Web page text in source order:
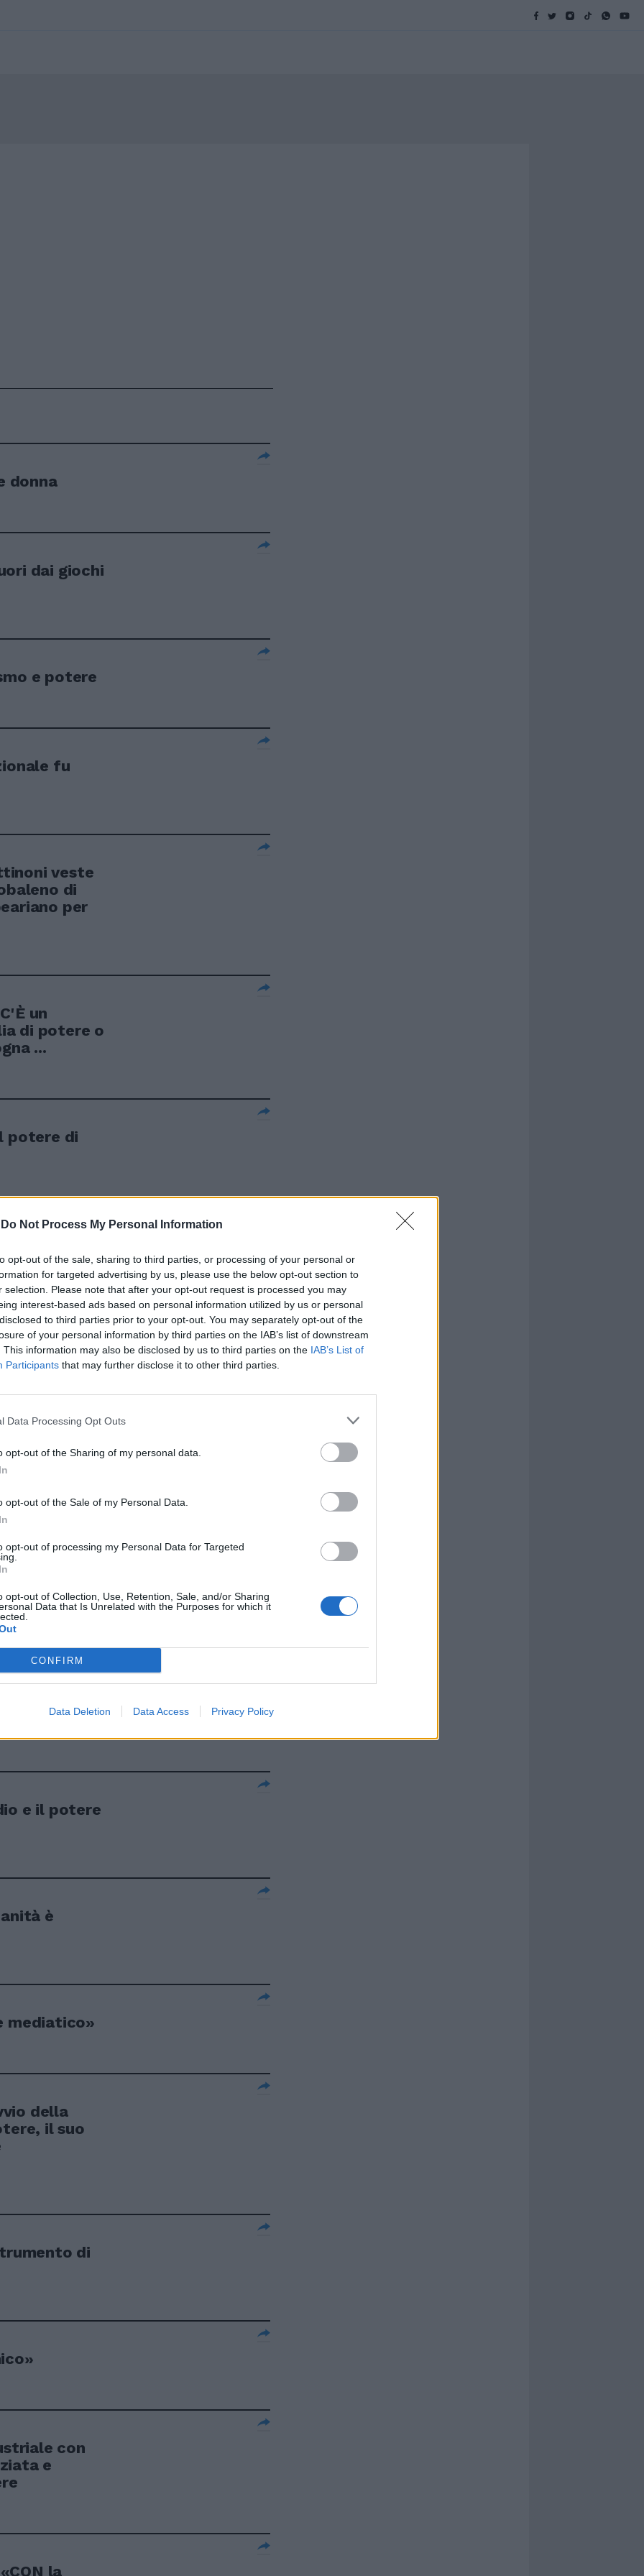
Do Not Process My Personal Information
opt-out of the sale, sharing to third parties, or processing of your personal or
for targeted advertising by us, please use the below opt-out section to
selection. Please note that after your opt-out request is processed you may
interest-based ads based on personal information utilized by us or personal
to third parties prior to your opt-out. You may separately opt-out of the
of your personal information by third parties on the IAB’s list of downstream
This information may also be disclosed by us to third parties on the IAB’s List of
Participants that may further disclose it to other third parties.
Data Processing Opt Outs
opt-out of the Sharing of my personal data.
opt-out of the Sale of my Personal Data.
opt-out of processing my Personal Data for Targeted
opt-out of Collection, Use, Retention, Sale, and/or Sharing
Data that Is Unrelated with the Purposes for which it
CONFIRM
Data Deletion Data Access Privacy Policy
donna
dai giochi
e potere
fu
veste
di
per
un
di potere o
...
potere di
teen-ager
poco
in attesa
le mogli
...
di
del
e il potere
è
mediatico»
della
il suo
di
con
e
la